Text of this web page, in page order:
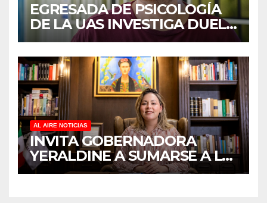
EGRESADA DE PSICOLOGÍA
DE LA UAS INVESTIGA DUELO
ANTICIPADO Y SOBRECARGA
EN CUIDADORES DE
ADULTOS MAYORES
AL AIRE NOTICIAS
INVITA GOBERNADORA
YERALDINE A SUMARSE A LA
JORNADA NACIONAL DE